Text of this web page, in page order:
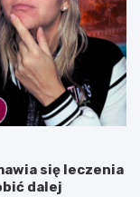
się leczenia
dalej